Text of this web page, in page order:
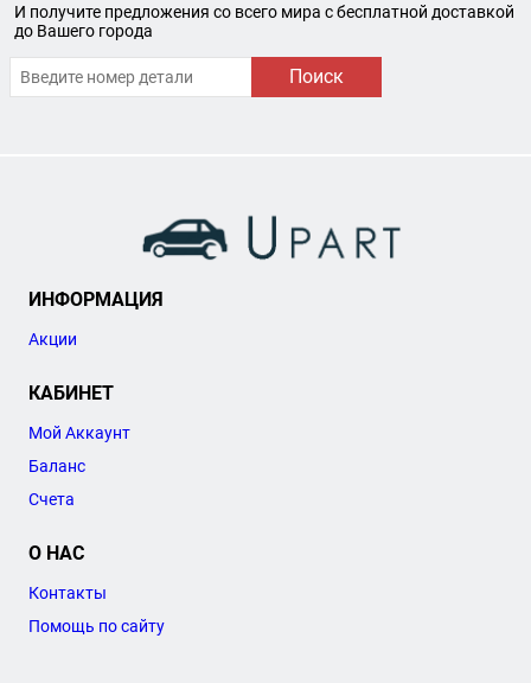
И получите предложения со всего мира с бесплатной доставкой
до Вашего города
Поиск
ИНФОРМАЦИЯ
Акции
КАБИНЕТ
Мой Аккаунт
Баланс
Счета
О НАС
Контакты
Помощь по сайту